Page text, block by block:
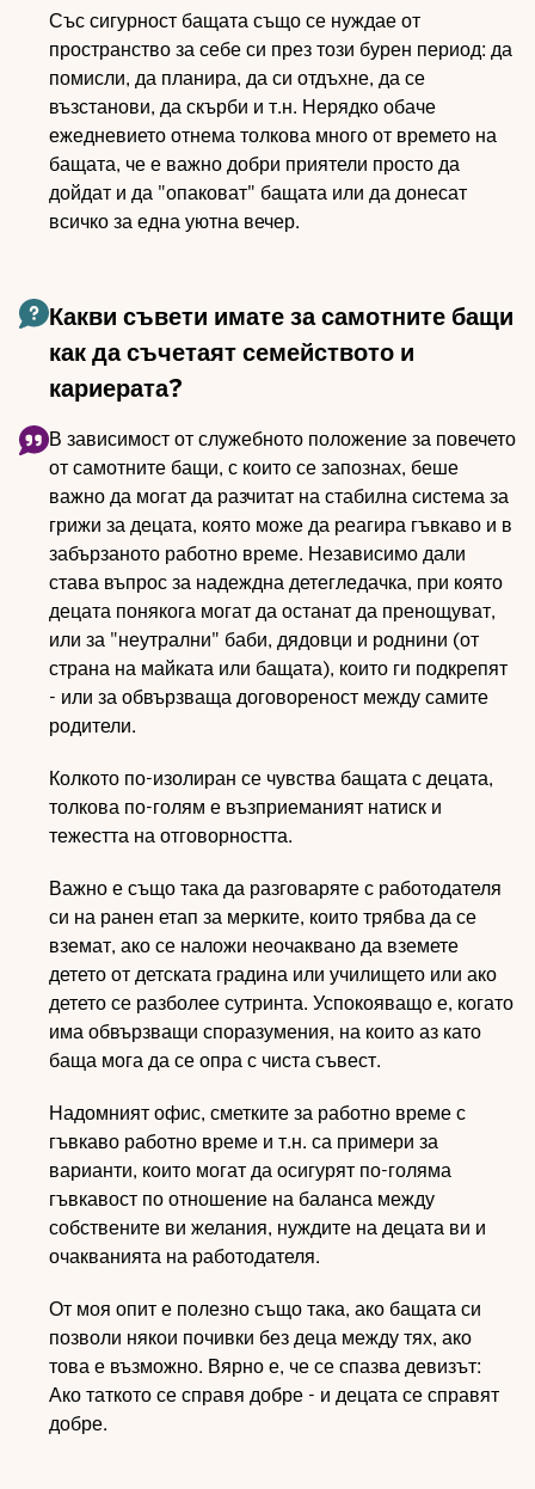
Със сигурност бащата също се нуждае от
пространство за себе си през този бурен период: да
помисли, да планира, да си отдъхне, да се
възстанови, да скърби и т.н. Нерядко обаче
ежедневието отнема толкова много от времето на
бащата, че е важно добри приятели просто да
дойдат и да "опаковат" бащата или да донесат
всичко за една уютна вечер.
Какви съвети имате за самотните бащи
как да съчетаят семейството и
кариерата?
В зависимост от служебното положение за повечето
от самотните бащи, с които се запознах, беше
важно да могат да разчитат на стабилна система за
грижи за децата, която може да реагира гъвкаво и в
забързаното работно време. Независимо дали
става въпрос за надеждна детегледачка, при която
децата понякога могат да останат да пренощуват,
или за "неутрални" баби, дядовци и роднини (от
страна на майката или бащата), които ги подкрепят
- или за обвързваща договореност между самите
родители.
Колкото по-изолиран се чувства бащата с децата,
толкова по-голям е възприеманият натиск и
тежестта на отговорността.
Важно е също така да разговаряте с работодателя
си на ранен етап за мерките, които трябва да се
вземат, ако се наложи неочаквано да вземете
детето от детската градина или училището или ако
детето се разболее сутринта. Успокояващо е, когато
има обвързващи споразумения, на които аз като
баща мога да се опра с чиста съвест.
Надомният офис, сметките за работно време с
гъвкаво работно време и т.н. са примери за
варианти, които могат да осигурят по-голяма
гъвкавост по отношение на баланса между
собствените ви желания, нуждите на децата ви и
очакванията на работодателя.
От моя опит е полезно също така, ако бащата си
позволи някои почивки без деца между тях, ако
това е възможно. Вярно е, че се спазва девизът:
Ако таткото се справя добре - и децата се справят
добре.